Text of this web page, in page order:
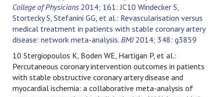
College of Physicians 2014; 161: JC10 Windecker S,
Stortecky S, Stefanini GG, et al.: Revascularisation versus
medical treatment in patients with stable coronary artery
disease: network meta-analysis. BMJ2014; 348: g3859
10 Stergiopoulos K, Boden WE, Hartigan P, et al.:
Percutaneous coronary intervention outcomes in patients
with stable obstructive coronary artery disease and
myocardial ischemia: a collaborative meta-analysis of